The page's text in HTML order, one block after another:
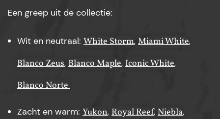
Een greep uit de collectie:
Wit en neutraal: White Storm, Miami White,
Blanco Zeus, Blanco Maple, Iconic White,
Blanco Norte
Zacht en warm: Yukon, Royal Reef, Niebla,